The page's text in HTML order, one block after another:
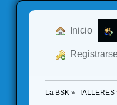
Inicio
La BSK » TALLERES